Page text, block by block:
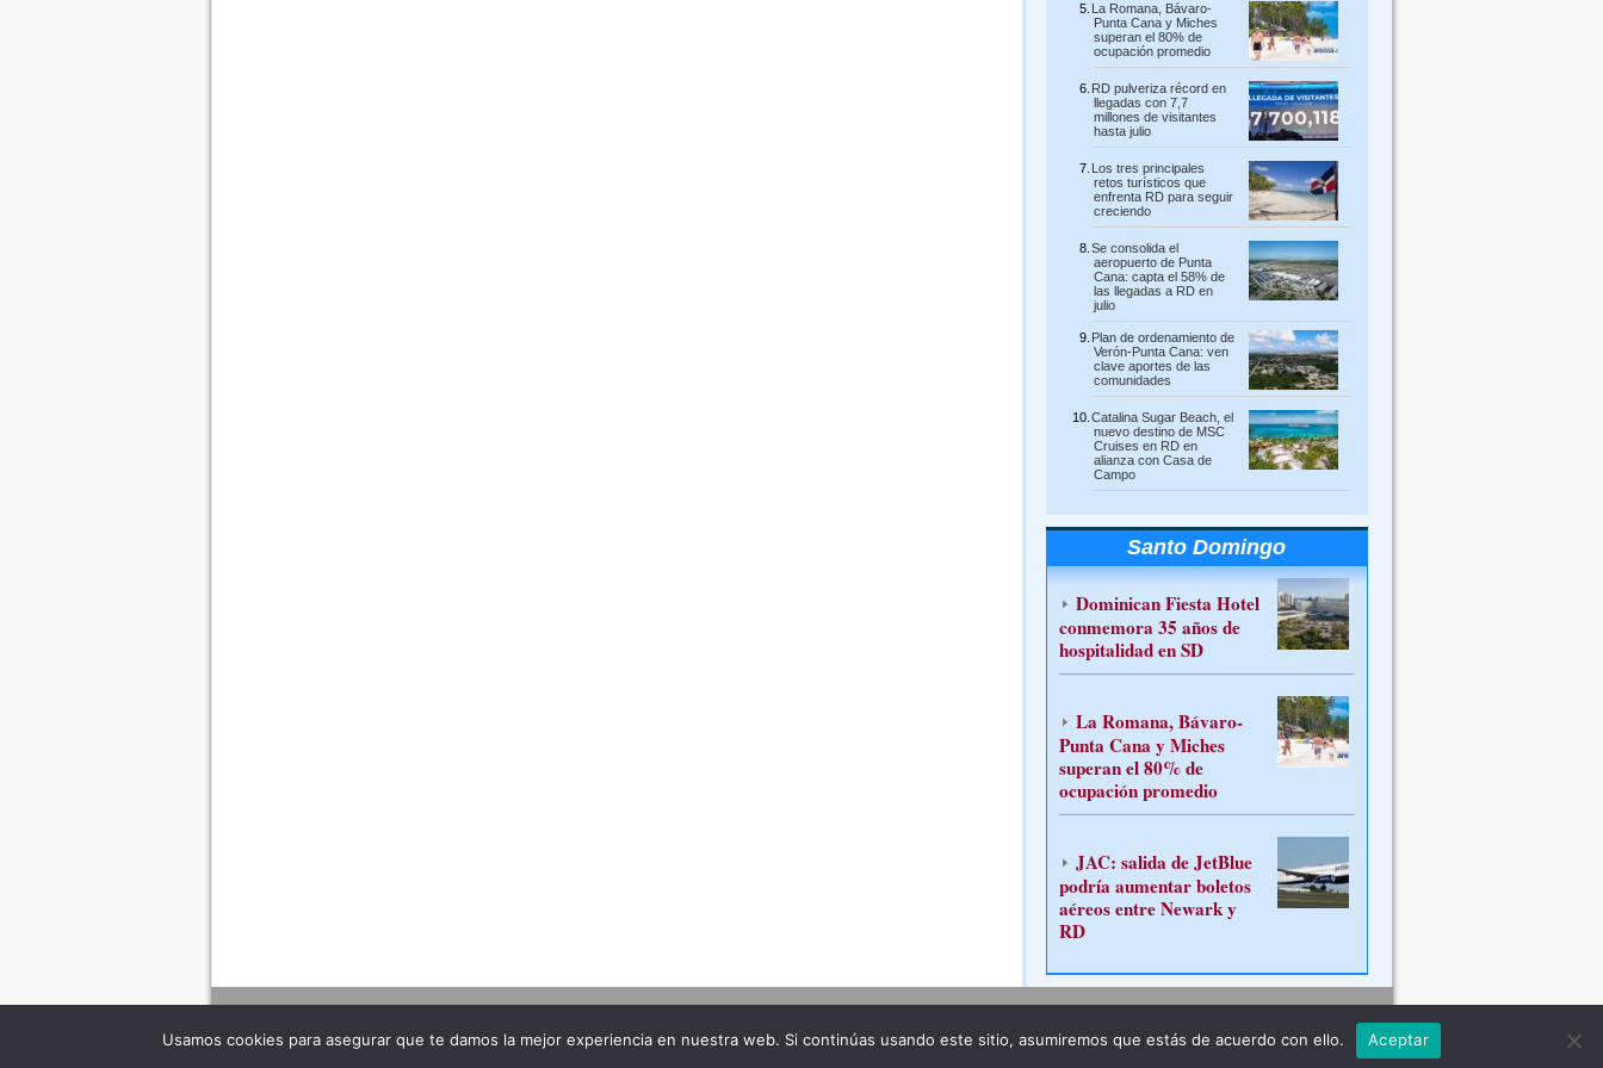
La Romana, Bávaro-
Punta Cana y Miches
superan el 80% de
ocupación promedio
RD pulveriza récord en
llegadas con 7,7
millones de visitantes
hasta julio
Los tres principales
retos turísticos que
enfrenta RD para seguir
creciendo
Se consolida el
aeropuerto de Punta
Cana: capta el 58% de
las llegadas a RD en
julio
Plan de ordenamiento de
Verón-Punta Cana: ven
clave aportes de las
comunidades
Catalina Sugar Beach, el
nuevo destino de MSC
Cruises en RD en
alianza con Casa de
Campo
Santo Domingo
Dominican Fiesta Hotel
conmemora 35 años de
hospitalidad en SD
La Romana, Bávaro-
Punta Cana y Miches
superan el 80% de
ocupación promedio
JAC: salida de JetBlue
podría aumentar boletos
aéreos entre Newark y
RD
Usamos cookies para asegurar que te damos la mejor experiencia en nuestra web. Si continúas usando este sitio, asumiremos que estás de acuerdo con ello. Aceptar